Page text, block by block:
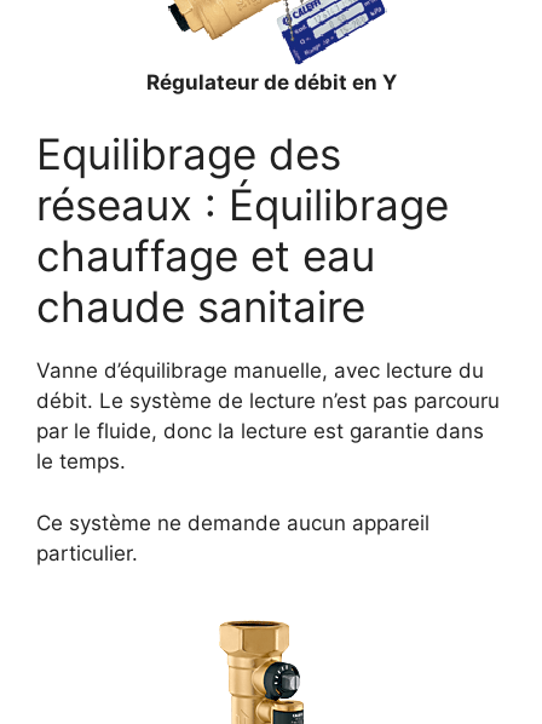
Régulateur de débit en Y
Equilibrage des
réseaux : Équilibrage
chauffage et eau
chaude sanitaire
Vanne d’équilibrage manuelle, avec lecture du
débit. Le système de lecture n’est pas parcouru
par le fluide, donc la lecture est garantie dans
le temps.
Ce système ne demande aucun appareil
particulier.